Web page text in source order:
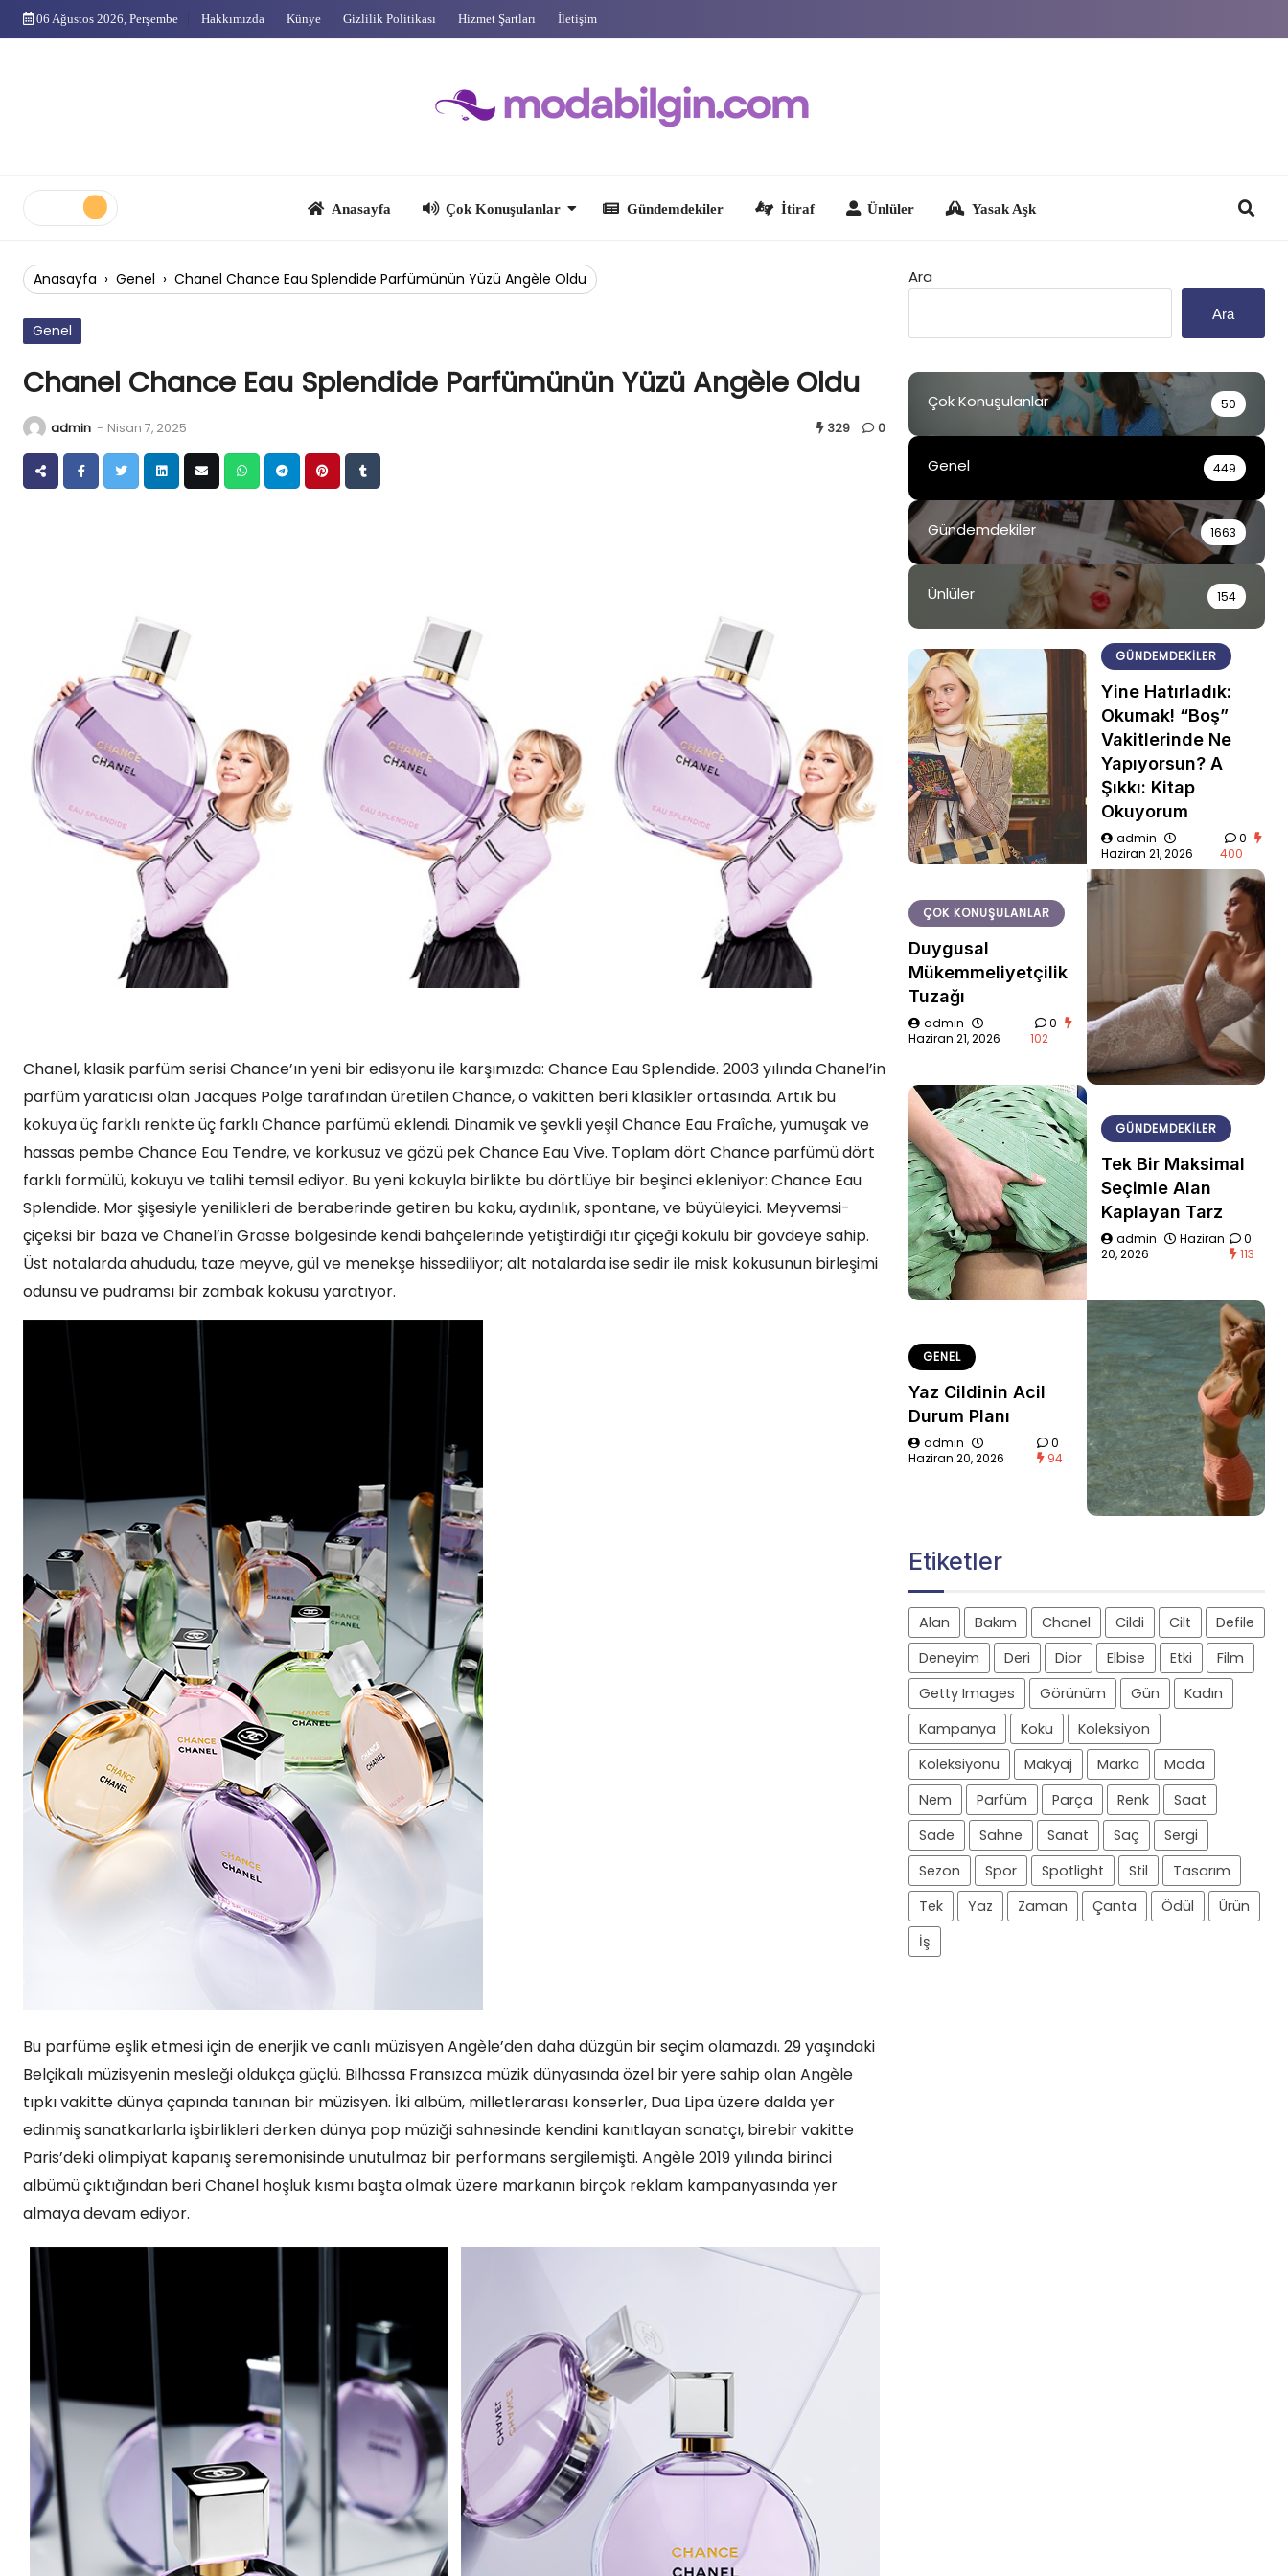
Skip
06 Ağustos 2026, Perşembe Hakkımızda Künye Gizlilik Politikası Hizmet Şartları İletişim
Anasayfa › Genel › Chanel Chance Eau Splendide Parfümünün Yüzü Angèle Oldu
Genel
Chanel Chance Eau Splendide Parfümünün Yüzü Angèle Oldu
admin - Nisan 7, 2025 329 0
Chanel, klasik parfüm serisi Chance’ın yeni bir edisyonu ile karşımızda: Chance Eau Splendide. 2003 yılında Chanel’in
parfüm yaratıcısı olan Jacques Polge tarafından üretilen Chance, o vakitten beri klasikler ortasında. Artık bu
kokuya üç farklı renkte üç farklı Chance parfümü eklendi. Dinamik ve şevkli yeşil Chance Eau Fraîche, yumuşak ve
hassas pembe Chance Eau Tendre, ve korkusuz ve gözü pek Chance Eau Vive. Toplam dört Chance parfümü dört
farklı formülü, kokuyu ve talihi temsil ediyor. Bu yeni kokuyla birlikte bu dörtlüye bir beşinci ekleniyor: Chance Eau
Splendide. Mor şişesiyle yenilikleri de beraberinde getiren bu koku, aydınlık, spontane, ve büyüleyici. Meyvemsi-
çiçeksi bir baza ve Chanel’in Grasse bölgesinde kendi bahçelerinde yetiştirdiği ıtır çiçeği kokulu bir gövdeye sahip.
Üst notalarda ahududu, taze meyve, gül ve menekşe hissediliyor; alt notalarda ise sedir ile misk kokusunun birleşimi
odunsu ve pudramsı bir zambak kokusu yaratıyor.
Bu parfüme eşlik etmesi için de enerjik ve canlı müzisyen Angèle’den daha düzgün bir seçim olamazdı. 29 yaşındaki
Belçikalı müzisyenin mesleği oldukça güçlü. Bilhassa Fransızca müzik dünyasında özel bir yere sahip olan Angèle
tıpkı vakitte dünya çapında tanınan bir müzisyen. İki albüm, milletlerarası konserler, Dua Lipa üzere dalda yer
edinmiş sanatkarlarla işbirlikleri derken dünya pop müziği sahnesinde kendini kanıtlayan sanatçı, birebir vakitte
Paris’deki olimpiyat kapanış seremonisinde unutulmaz bir performans sergilemişti. Angèle 2019 yılında birinci
albümü çıktığından beri Chanel hoşluk kısmı başta olmak üzere markanın birçok reklam kampanyasında yer
almaya devam ediyor.
Ara
Ara
Çok Konuşulanlar 50
Genel 449
Gündemdekiler 1663
Ünlüler 154
GÜNDEMDEKILER
Yine Hatırladık:
Okumak! “Boş”
Vakitlerinde Ne
Yapıyorsun? A
Şıkkı: Kitap
Okuyorum
admin
Haziran 21, 2026
0
400
ÇOK KONUŞULANLAR
Duygusal
Mükemmeliyetçilik
Tuzağı
admin
Haziran 21, 2026
0
102
GÜNDEMDEKILER
Tek Bir Maksimal
Seçimle Alan
Kaplayan Tarz
admin
Haziran
20, 2026
0
113
GENEL
Yaz Cildinin Acil
Durum Planı
admin
Haziran 20, 2026
0
94
Etiketler
Alan Bakım Chanel Cildi Cilt
Defile
Deneyim
Deri Dior Elbise Etki
Film
Getty Images
Görünüm Gün
Kadın
Kampanya
Koku
Koleksiyon
Koleksiyonu
Makyaj Marka
Moda
Nem
Parfüm Parça Renk
Saat
Sade
Sahne Sanat Saç
Sergi
Sezon
Spor Spotlight Stil
Tasarım
Tek
Yaz Zaman Çanta Ödül
Ürün
İş